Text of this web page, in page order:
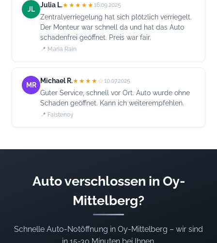
JL
Julia L.★★★★★16.09.2025
Zentralverriegelung hat sich plötzlich verriegelt.
Der Monteur war schnell da und hat das Auto
schadenfrei geöffnet. Preis war fair.
📍 Maria Rain
MR
Michael R.★★★★☆10.07.2025
Guter Service, schnell vor Ort. Auto wurde ohne
Schaden geöffnet. Kann ich weiterempfehlen.
📍 Faistenoy
Auto verschlossen in Oy-
Mittelberg?
Schnelle Auto-Notöffnung in Oy-Mittelberg – wir sind
in 15-30 Minuten bei Ihnen.